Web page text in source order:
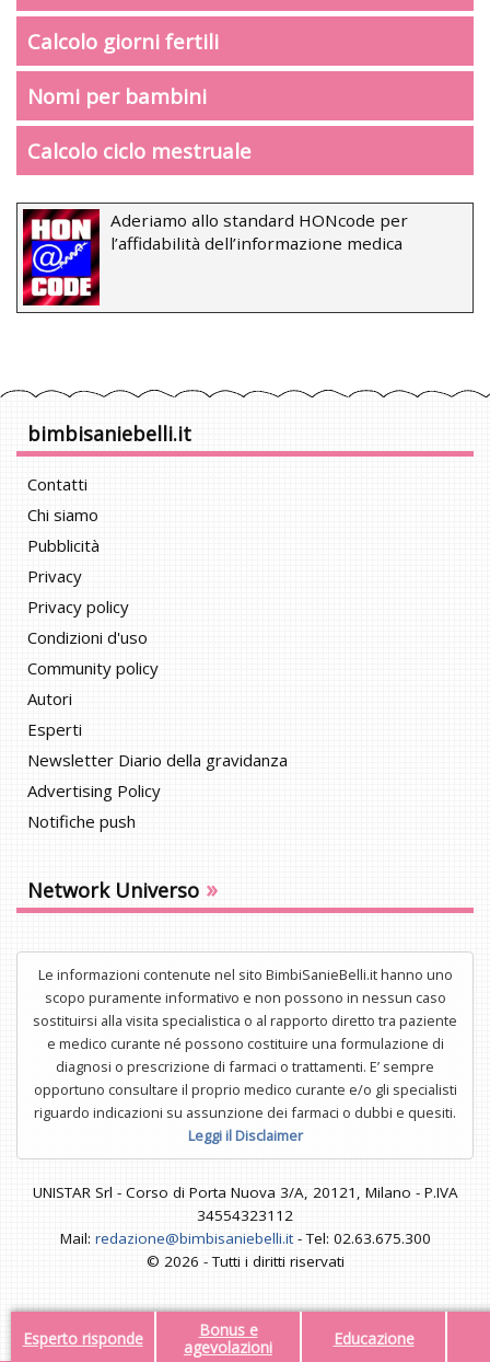
Esperto risponde
Bonus e
agevolazioni
Educazione
Calcolo giorni fertili
Nomi per bambini
Calcolo ciclo mestruale
Aderiamo allo standard HONcode per
l’affidabilità dell’informazione medica
bimbisaniebelli.it
Contatti
Chi siamo
Pubblicità
Privacy
Privacy policy
Condizioni d'uso
Community policy
Autori
Esperti
Newsletter Diario della gravidanza
Advertising Policy
Notifiche push
Network Universo »
Le informazioni contenute nel sito BimbiSanieBelli.it hanno uno
scopo puramente informativo e non possono in nessun caso
sostituirsi alla visita specialistica o al rapporto diretto tra paziente
e medico curante né possono costituire una formulazione di
diagnosi o prescrizione di farmaci o trattamenti. E’ sempre
opportuno consultare il proprio medico curante e/o gli specialisti
riguardo indicazioni su assunzione dei farmaci o dubbi e quesiti.
Leggi il Disclaimer
UNISTAR Srl - Corso di Porta Nuova 3/A, 20121, Milano - P.IVA
34554323112
Mail: redazione@bimbisaniebelli.it- Tel: 02.63.675.300
© 2026 - Tutti i diritti riservati